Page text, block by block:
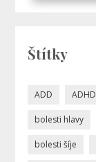
Štítky
ADD ADHD
bolesti hlavy
bolesti šíje